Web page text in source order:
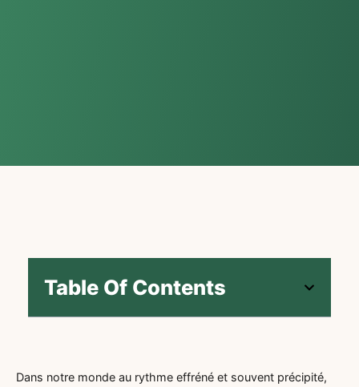
Table Of Contents
Dans notre monde au rythme effréné et souvent précipité,